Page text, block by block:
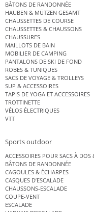
BÂTONS DE RANDONNÉE
HAUBEN & MÜTZEN GESAMT
CHAUSSETTES DE COURSE
CHAUSSETTES & CHAUSSONS
CHAUSSURES
MAILLOTS DE BAIN
MOBILIER DE CAMPING
PANTALONS DE SKI DE FOND
ROBES & TUNIQUES
SACS DE VOYAGE & TROLLEYS
SUP & ACCESSOIRES
TAPIS DE YOGA ET ACCESSOIRES
TROTTINETTE
VÉLOS ÉLECTRIQUES
VTT
Sports outdoor
ACCESSOIRES POUR SACS À DOS
BÂTONS DE RANDONNÉE
CAGOULES & ÉCHARPES
CASQUES D’ESCALADE
CHAUSSONS-ESCALADE
COUPE-VENT
ESCALADE